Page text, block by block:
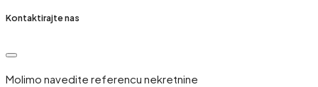
Kontaktirajte nas
Molimo navedite referencu nekretnine